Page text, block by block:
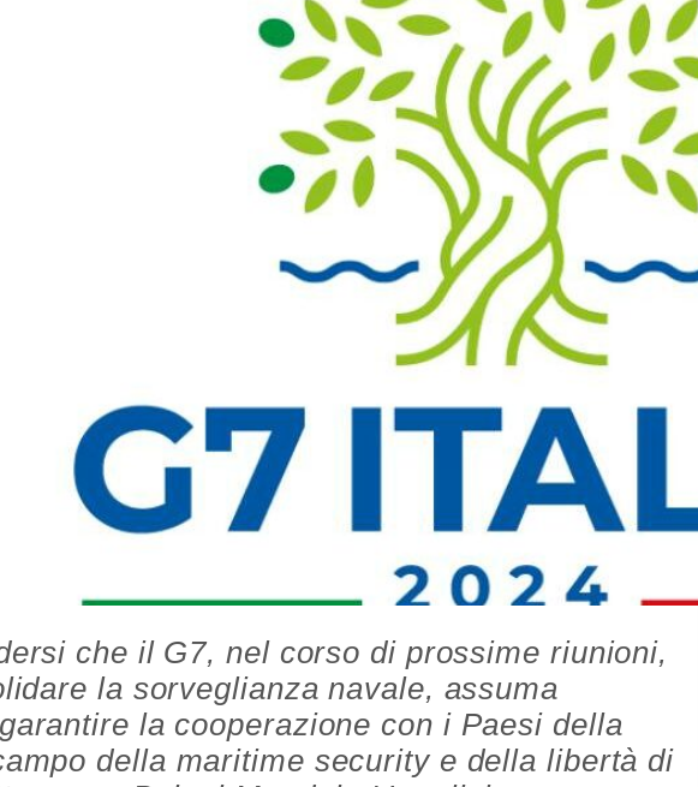
che il G7, nel corso di prossime riunioni,
la sorveglianza navale, assuma
la cooperazione con i Paesi della
della maritime security e della libertà di